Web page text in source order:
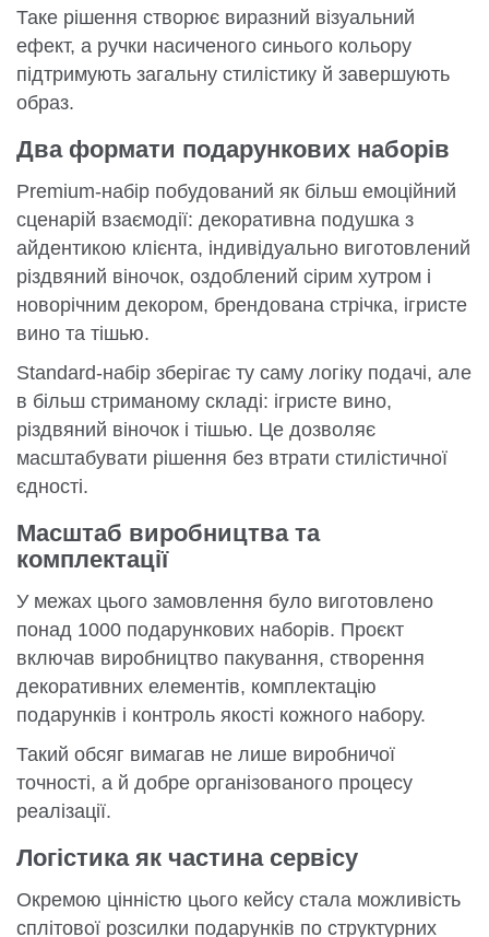
Таке рішення створює виразний візуальний
ефект, а ручки насиченого синього кольору
підтримують загальну стилістику й завершують
образ.
Два формати подарункових наборів
Premium-набір побудований як більш емоційний
сценарій взаємодії: декоративна подушка з
айдентикою клієнта, індивідуально виготовлений
різдвяний віночок, оздоблений сірим хутром і
новорічним декором, брендована стрічка, ігристе
вино та тішью.
Standard-набір зберігає ту саму логіку подачі, але
в більш стриманому складі: ігристе вино,
різдвяний віночок і тішью. Це дозволяє
масштабувати рішення без втрати стилістичної
єдності.
Масштаб виробництва та
комплектації
У межах цього замовлення було виготовлено
понад 1000 подарункових наборів. Проєкт
включав виробництво пакування, створення
декоративних елементів, комплектацію
подарунків і контроль якості кожного набору.
Такий обсяг вимагав не лише виробничої
точності, а й добре організованого процесу
реалізації.
Логістика як частина сервісу
Окремою цінністю цього кейсу стала можливість
сплітової розсилки подарунків по структурних